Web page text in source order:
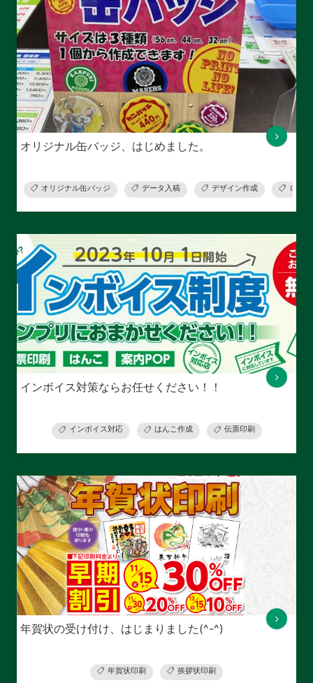
オリジナル缶バッジ、はじめました。
オリジナル缶バッジ データ入稿 デザイン作成 ロゴ
インボイス対策ならお任せください！！
インボイス対応 はんこ作成 伝票印刷
年賀状の受け付け、はじまりました(^-^)
年賀状印刷 挨拶状印刷